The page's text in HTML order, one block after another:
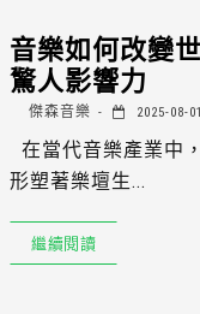
音樂如何改變
驚人影響力
傑森音樂 2025-08-01
在當代音樂產業中
形塑著樂壇生...
繼續閱讀